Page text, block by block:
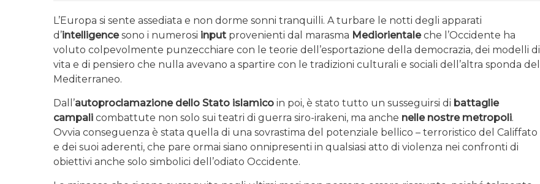
L’Europa si sente assediata e non dorme sonni tranquilli. A turbare le notti degli apparati
d’intelligencesono i numerosi input provenienti dal marasma Mediorientaleche l’Occidente ha
voluto colpevolmente punzecchiare con le teorie dell’esportazione della democrazia, dei modelli di
vita e di pensiero che nulla avevano a spartire con le tradizioni culturali e sociali dell’altra sponda del
Mediterraneo.
Dall’autoproclamazione dello Stato islamico in poi, è stato tutto un susseguirsi di battaglie
campali combattute non solo sui teatri di guerra siro-irakeni, ma anche nelle nostre metropoli.
Ovvia conseguenza è stata quella di una sovrastima del potenziale bellico – terroristico del Califfato
e dei suoi aderenti, che pare ormai siano onnipresenti in qualsiasi atto di violenza nei confronti di
obiettivi anche solo simbolici dell’odiato Occidente.